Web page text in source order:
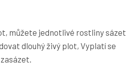
můžete jednotlivé rostliny sázet
dlouhý živý plot, Vyplatí se